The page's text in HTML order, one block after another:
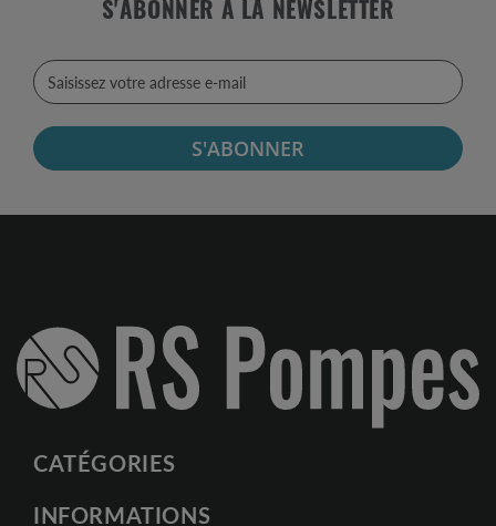
S'ABONNER À LA NEWSLETTER
S'ABONNER
CATÉGORIES
INFORMATIONS